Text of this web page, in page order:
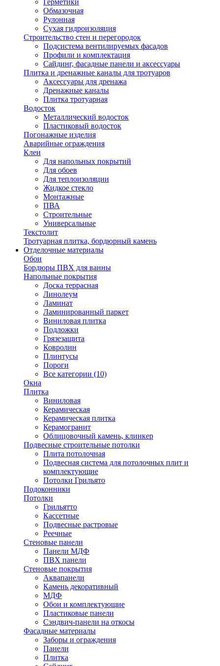
Герметики
Обмазочная
Рулонная
Сухая гидроизоляция
Строительство стен и перегородок
Подсистема вентилируемых фасадов
Профили и комплектация
Сайдинг, фасадные панели и аксессуары
Плитка и дренажные каналы для тротуаров
Аксессуары для дренажа
Дренажные каналы
Плитка тротуарная
Водосток
Металлический водосток
Пластиковый водосток
Погонажные изделия
Аварийные ограждения
Клеи
Для напольных покрытий
Для обоев
Для теплоизоляции
Жидкое стекло
Монтажные
ПВА
Строительные
Универсальные
Текстолит
Тротуарная плитка, бордюрный камень
Отделочные материалы
Обои
Бордюры ПВХ для ванны
Напольные покрытия
Доска террасная
Линолеум
Ламинат
Ламинированный паркет
Виниловая плитка
Подложки
Грязезащита
Ковролин
Плинтусы
Пороги
Все категории (10)
Окна
Плитка
Виниловая
Керамическая
Керамическая плитка
Керамогранит
Облицовочный камень, клинкер
Подвесные строительные потолки
Плита потолочная
Подвесная система для потолочных плит и
комплектующие
Потолки Грильято
Подоконники
Потолки
Грильятто
Кассетные
Подвесные растровые
Реечные
Стеновые панели
Панели МДФ
ПВХ панели
Стеновые покрытия
Аквапанели
Камень декоративный
МДФ
Обои и комплектующие
Пластиковые панели
Сэндвич-панели на откосы
Фасадные материалы
Заборы и ограждения
Панели
Плитка